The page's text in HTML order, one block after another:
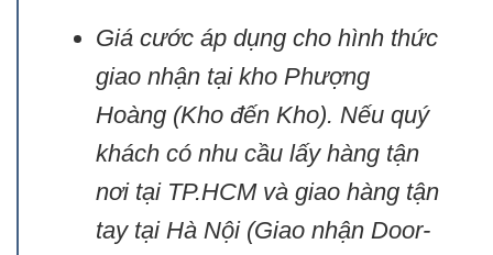
Giá cước áp dụng cho hình thức
giao nhận tại kho Phượng
Hoàng (Kho đến Kho). Nếu quý
khách có nhu cầu lấy hàng tận
nơi tại TP.HCM và giao hàng tận
tay tại Hà Nội (Giao nhận Door-